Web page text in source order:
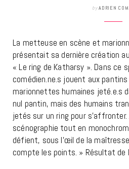
by ADRIEN
La metteuse en scène et
présentait sa dernière création
« Le ring de Katharsy ». Dans ce
comédien.ne.s jouent aux
marionnettes humaines jeté.e.s
nul pantin, mais des humains
jetés sur un ring pour
scénographie tout en
défient, sous l’œil de la
compte les points. » Résultat de